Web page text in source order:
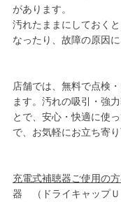
があります。
汚れたままにしておく
なったり、故障の原因に
店舗では、無料で点検
ます。汚れの吸引・強
とで、安心・快適に使
で、お気軽にお立ち寄り
充電式補聴器ご使用の
器　（ドライキャップ